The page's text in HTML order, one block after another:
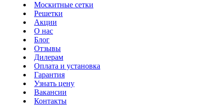
Москитные сетки
Решетки
Акции
О нас
Блог
Отзывы
Дилерам
Оплата и установка
Гарантия
Узнать цену
Вакансии
Контакты